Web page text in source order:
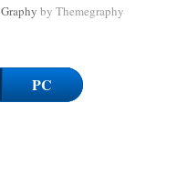
Graphy by Themegraphy
PC